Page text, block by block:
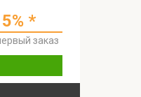
*
заказ